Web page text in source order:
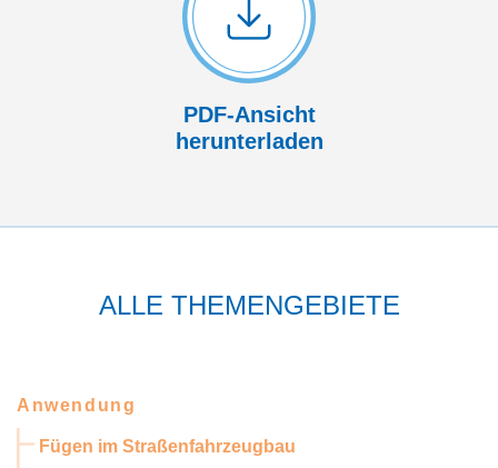
PDF-Ansicht
herunterladen
ALLE THEMENGEBIETE
Anwendung
Fügen im Straßenfahrzeugbau